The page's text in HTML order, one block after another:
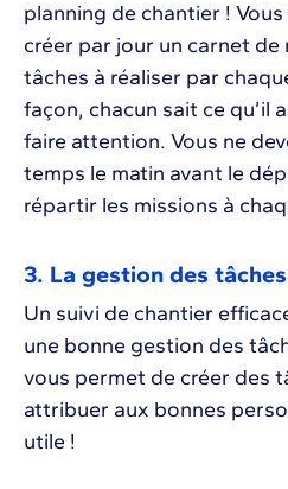
planning de chantier !
créer par jour un carnet de
tâches à réaliser par
façon, chacun sait ce qu’il
faire attention. Vous ne
temps le matin avant le
répartir les missions à
3. La gestion des tâches
Un suivi de chantier
une bonne gestion des
vous permet de créer des
attribuer aux bonnes
utile !